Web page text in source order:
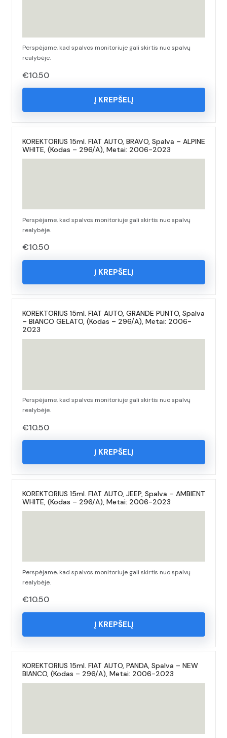
Perspėjame, kad spalvos monitoriuje gali skirtis nuo spalvų
realybėje.
€10.50
Į KREPŠELĮ
KOREKTORIUS 15ml. FIAT AUTO, BRAVO, Spalva – ALPINE
WHITE, (Kodas – 296/A), Metai: 2006-2023
Perspėjame, kad spalvos monitoriuje gali skirtis nuo spalvų
realybėje.
€10.50
Į KREPŠELĮ
KOREKTORIUS 15ml. FIAT AUTO, GRANDE PUNTO, Spalva
– BIANCO GELATO, (Kodas – 296/A), Metai: 2006-
2023
Perspėjame, kad spalvos monitoriuje gali skirtis nuo spalvų
realybėje.
€10.50
Į KREPŠELĮ
KOREKTORIUS 15ml. FIAT AUTO, JEEP, Spalva – AMBIENT
WHITE, (Kodas – 296/A), Metai: 2006-2023
Perspėjame, kad spalvos monitoriuje gali skirtis nuo spalvų
realybėje.
€10.50
Į KREPŠELĮ
KOREKTORIUS 15ml. FIAT AUTO, PANDA, Spalva – NEW
BIANCO, (Kodas – 296/A), Metai: 2006-2023